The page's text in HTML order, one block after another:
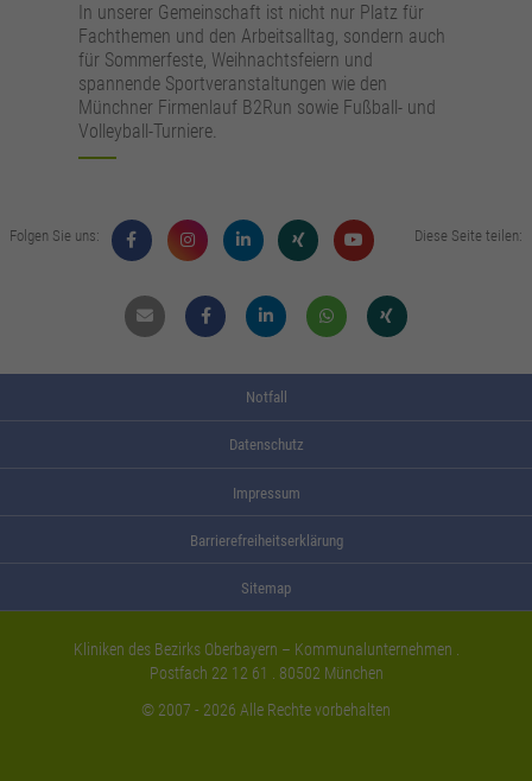
In unserer Gemeinschaft ist nicht nur Platz für
Fachthemen und den Arbeitsalltag, sondern auch
für Sommerfeste, Weihnachtsfeiern und
spannende Sportveranstaltungen wie den
Münchner Firmenlauf B2Run sowie Fußball- und
Volleyball-Turniere.
Folgen Sie uns: Diese Seite teilen:
Mail FacebookLinkdin WhatsappXing
Notfall
Datenschutz
Impressum
Barrierefreiheitserklärung
Sitemap
Kliniken des Bezirks Oberbayern – Kommunalunternehmen .
Postfach 22 12 61 . 80502 München
© 2007 - 2026 Alle Rechte vorbehalten